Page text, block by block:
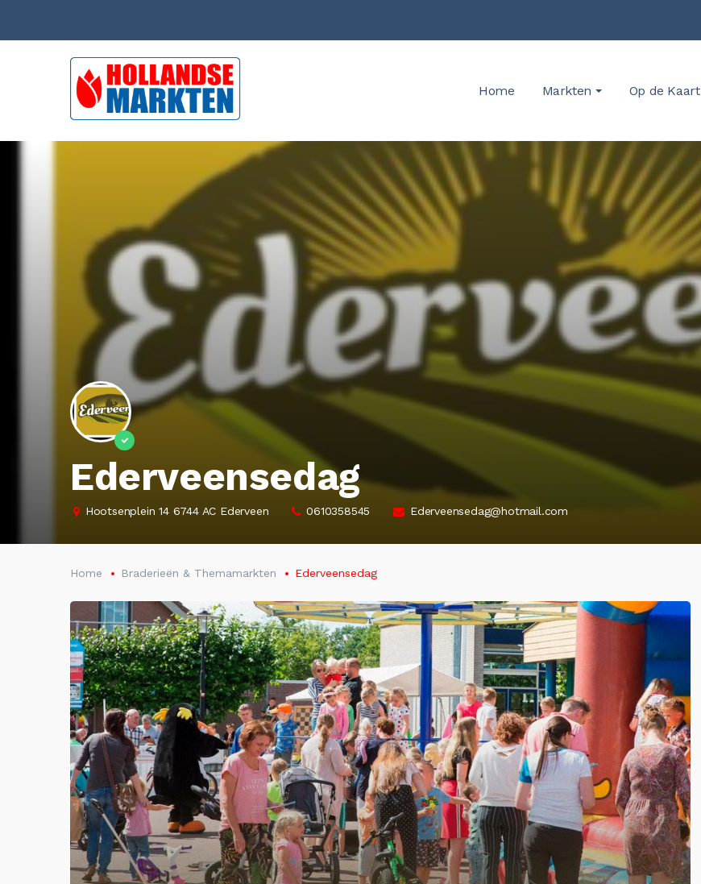
Home Markten Op de Kaart
Ederveensedag
Hootsenplein 14 6744 AC Ederveen 0610358545 Ederveensedag@hotmail.com
Home Braderieën & Themamarkten Ederveensedag